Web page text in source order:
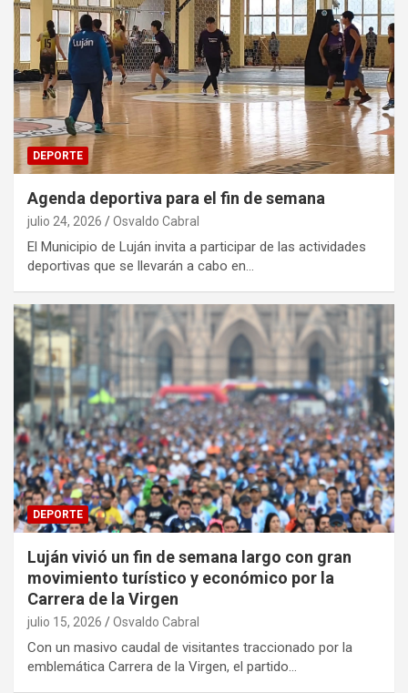
DEPORTE
Agenda deportiva para el fin de semana
julio 24, 2026 Osvaldo Cabral
El Municipio de Luján invita a participar de las actividades
deportivas que se llevarán a cabo en…
DEPORTE
Luján vivió un fin de semana largo con gran
movimiento turístico y económico por la
Carrera de la Virgen
julio 15, 2026 Osvaldo Cabral
Con un masivo caudal de visitantes traccionado por la
emblemática Carrera de la Virgen, el partido…